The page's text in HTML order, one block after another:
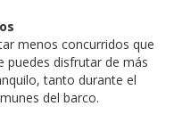
menos concurridos que
puedes disfrutar de más
tanto durante el
del barco.